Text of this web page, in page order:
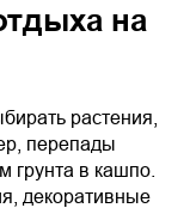
на
растения,
перепады
грунта в кашпо.
декоративные